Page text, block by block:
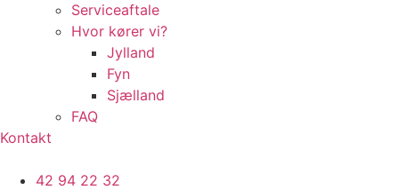
Serviceaftale
Hvor kører vi?
Jylland
Fyn
Sjælland
FAQ
Kontakt
42 94 22 32